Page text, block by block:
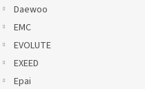
Daewoo
EMC
EVOLUTE
EXEED
Epai